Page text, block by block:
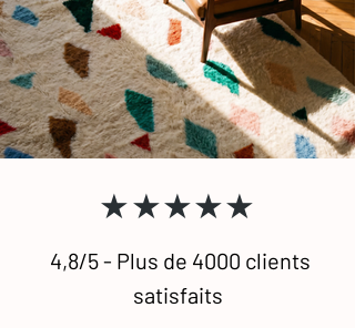
des motifs graphiques minimalistes,
ils existent aussi aujourd’hui dans des
versions unies ou colorées, pour
s’intégrer à tous les styles de
décoration, du plus épuré au plus
audacieux.
★★★★★
4,8/5 - Plus de 4000 clients
satisfaits